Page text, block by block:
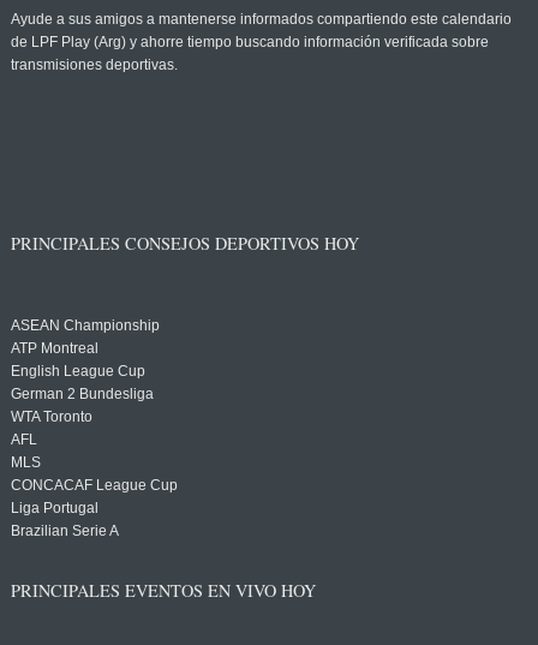
Ayude a sus amigos a mantenerse informados compartiendo este calendario
de LPF Play (Arg) y ahorre tiempo buscando información verificada sobre
transmisiones deportivas.
PRINCIPALES CONSEJOS DEPORTIVOS HOY
ASEAN Championship
ATP Montreal
English League Cup
German 2 Bundesliga
WTA Toronto
AFL
MLS
CONCACAF League Cup
Liga Portugal
Brazilian Serie A
PRINCIPALES EVENTOS EN VIVO HOY